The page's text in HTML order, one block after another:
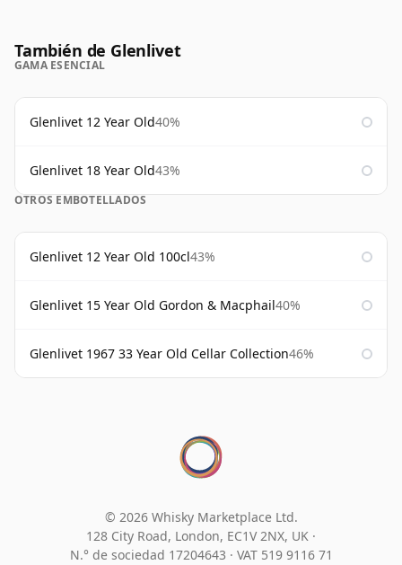
También de Glenlivet
GAMA ESENCIAL
Glenlivet 12 Year Old40%
Glenlivet 18 Year Old43%
OTROS EMBOTELLADOS
Glenlivet 12 Year Old 100cl43%
Glenlivet 15 Year Old Gordon & Macphail40%
Glenlivet 1967 33 Year Old Cellar Collection46%
© 2026 Whisky Marketplace Ltd.
128 City Road, London, EC1V 2NX, UK ·
N.° de sociedad 17204643 · VAT 519 9116 71